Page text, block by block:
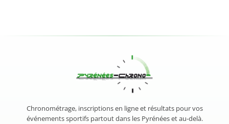
Chronométrage, inscriptions en ligne et résultats pour vos
événements sportifs partout dans les Pyrénées et au-delà.